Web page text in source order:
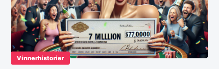
Vinnerhistorier